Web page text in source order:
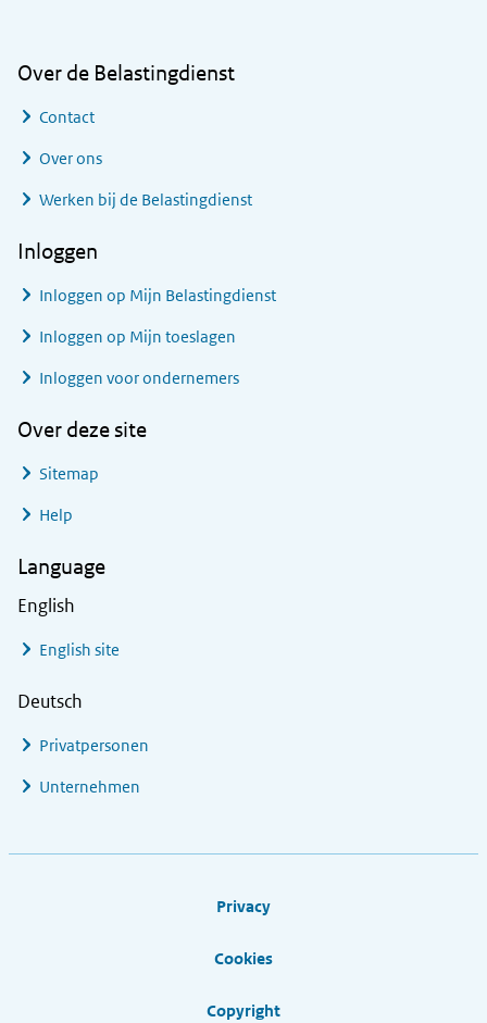
Over de Belastingdienst
Contact
Over ons
Werken bij de Belastingdienst
Inloggen
Inloggen op Mijn Belastingdienst
Inloggen op Mijn toeslagen
Inloggen voor ondernemers
Over deze site
Sitemap
Help
Language
English
English site
Deutsch
Privatpersonen
Unternehmen
Privacy
Cookies
Copyright